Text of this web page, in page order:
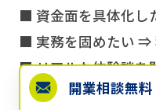
■ 資金面を具体化し
■ 実務を固めたい ⇒
■ リアルな体験談を
■ 開業全体の段取り
開業相談無料